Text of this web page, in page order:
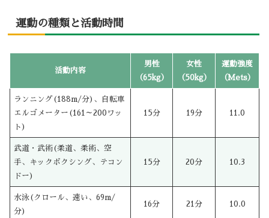
運動の種類と活動時間
活動内容
男性
（65kg）
女性
（50kg）
運動強度
（Mets）
ランニング(188m/分)、自転車
エルゴメーター(161～200ワッ
ト)
15分 19分 11.0
武道・武術(柔道、柔術、空
手、キックボクシング、テコン
ドー)
15分 20分 10.3
水泳(クロール、速い、69m/
分)
16分 21分 10.0